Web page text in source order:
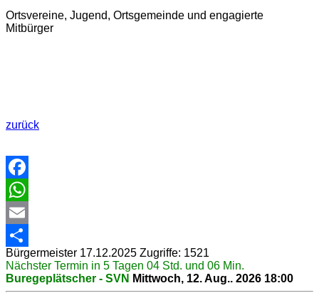
Ortsvereine, Jugend, Ortsgemeinde und engagierte
Mitbürger
zurück
Facebook
WhatsApp
Email
Share
Bürgermeister 17.12.2025 Zugriffe: 1521
Nächster Termin in 5 Tagen 04 Std. und 06 Min.
Buregeplätscher - SVN Mittwoch, 12. Aug.. 2026 18:00